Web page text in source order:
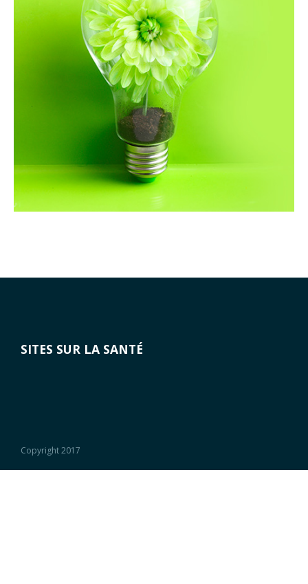
SITES SUR LA SANTÉ
Copyright 2017